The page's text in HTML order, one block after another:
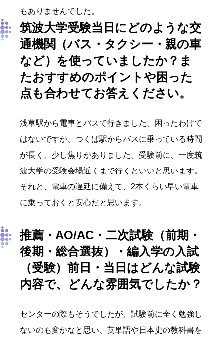
もありませんでした。
筑波大学受験当日にどのような交
通機関（バス・タクシー・親の車
など）を使っていましたか？ま
たおすすめのポイントや困った
点も合わせてお答えください。
浅草駅から電車とバスで行きました。困ったわけで
はないですが、つくば駅からバスに乗っている時間
が長く、少し焦りがありました。受験前に、一度筑
波大学の受験会場近くまで行くといいと思います。
それと、電車の遅延に備えて、2本くらい早い電車
に乗っておくと安心だと思います。
推薦・AO/AC・二次試験（前期・
後期・総合選抜）・編入学の入試
（受験）前日・ 当日はどんな試験
内容で、どんな雰囲気でしたか？
センターの際もそうでしたが、試験前に全く勉強し
ないのも変かなと思い、英単語や日本史の教科書を